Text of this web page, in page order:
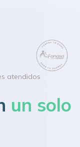
atendidos
un solo